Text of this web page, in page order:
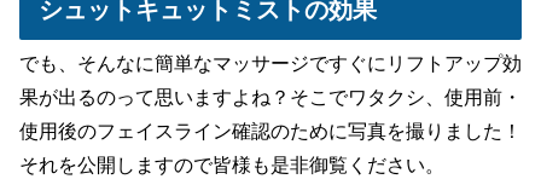
シュットキュットミストの効果
でも、そんなに簡単なマッサージですぐにリフトアップ効
果が出るのって思いますよね？そこでワタクシ、使用前・
使用後のフェイスライン確認のために写真を撮りました！
それを公開しますので皆様も是非御覧ください。